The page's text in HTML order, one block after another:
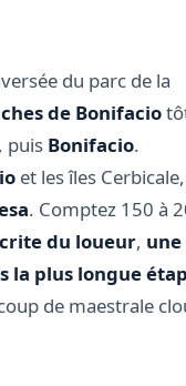
du parc de la
de Bonifacio
puis Bonifacio.
et les îles Cerbicale,
. Comptez 150 à
du loueur, une
la plus longue
de maestrale